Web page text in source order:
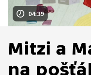
04:39
Mitzi a
na